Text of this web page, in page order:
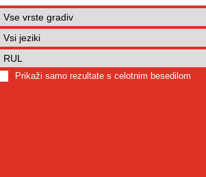
Prikaži samo rezultate s celotnim besedilom